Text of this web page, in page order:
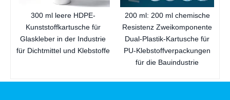
300 ml leere HDPE-
Kunststoffkartusche für
Glaskleber in der Industrie
für Dichtmittel und Klebstoffe
200 ml: 200 ml chemische
Resistenz Zweikomponente
Dual-Plastik-Kartusche für
PU-Klebstoffverpackungen
für die Bauindustrie